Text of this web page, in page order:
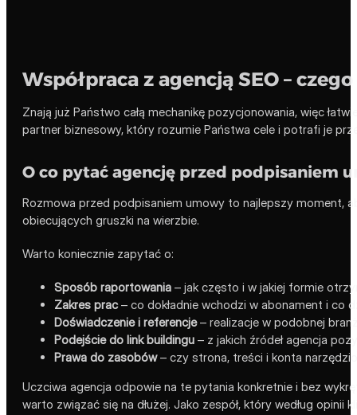
Współpraca z agencją SEO –
Znają już Państwo całą mechanikę pozycjonowania, więc
partner biznesowy, który rozumie Państwa cele i potrafi je
O co pytać agencję przed podpisaniem
Rozmowa przed podpisaniem umowy to najlepszy moment,
obiecujących gruszki na wierzbie.
Warto koniecznie zapytać o:
Sposób raportowania – jak często i w jakiej formie
Zakres prac– co dokładnie wchodzi w abonament i co
Doświadczenie i referencje– realizacje w podobnej
Podejście do link buildingu – z jakich źródeł agencja
Prawa do zasobów– czy strona, treści i konta
Uczciwa agencja odpowie na te pytania konkretnie i bez
warto związać się na dłużej. Jako zespół, który według